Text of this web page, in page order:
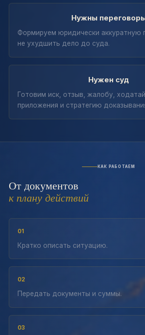
Нужны
Формируем юридически аккуратную
не ухудшить дело до суда.
Нужен суд
Готовим иск, отзыв, жалобу,
приложения и стратегию
КАК РАБОТАЕМ
От документов
к плану действий
01
Кратко описать ситуацию.
02
Передать документы и суммы.
03